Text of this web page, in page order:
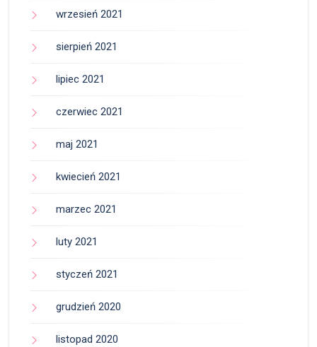
wrzesień 2021
sierpień 2021
lipiec 2021
czerwiec 2021
maj 2021
kwiecień 2021
marzec 2021
luty 2021
styczeń 2021
grudzień 2020
listopad 2020